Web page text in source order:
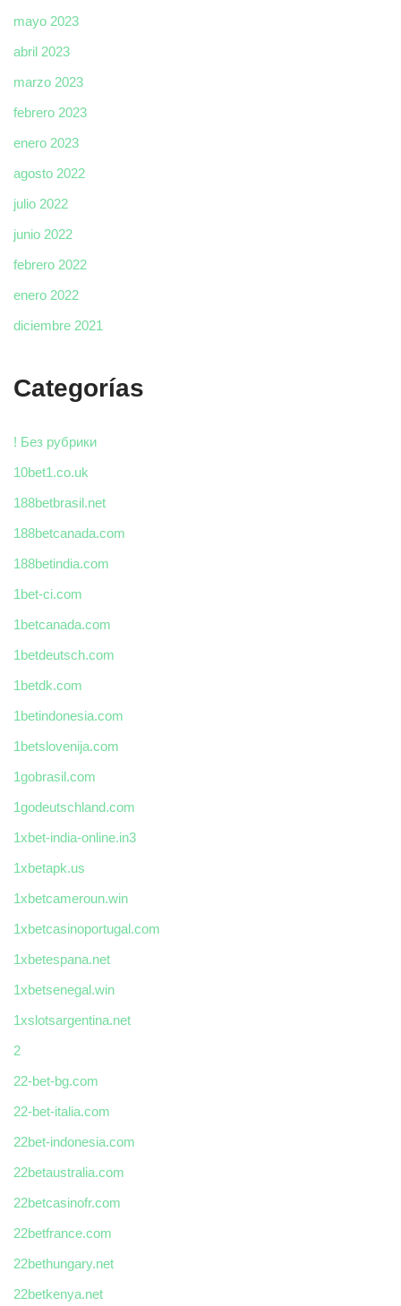
mayo 2023
abril 2023
marzo 2023
febrero 2023
enero 2023
agosto 2022
julio 2022
junio 2022
febrero 2022
enero 2022
diciembre 2021
Categorías
! Без рубрики
10bet1.co.uk
188betbrasil.net
188betcanada.com
188betindia.com
1bet-ci.com
1betcanada.com
1betdeutsch.com
1betdk.com
1betindonesia.com
1betslovenija.com
1gobrasil.com
1godeutschland.com
1xbet-india-online.in3
1xbetapk.us
1xbetcameroun.win
1xbetcasinoportugal.com
1xbetespana.net
1xbetsenegal.win
1xslotsargentina.net
2
22-bet-bg.com
22-bet-italia.com
22bet-indonesia.com
22betaustralia.com
22betcasinofr.com
22betfrance.com
22bethungary.net
22betkenya.net